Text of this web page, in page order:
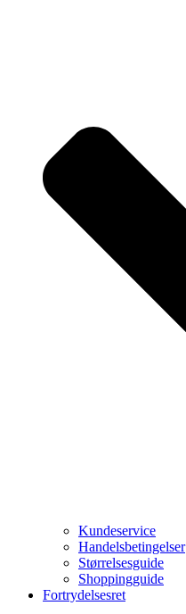
Kundeservice
Handelsbetingelser
Størrelsesguide
Shoppingguide
Fortrydelsesret